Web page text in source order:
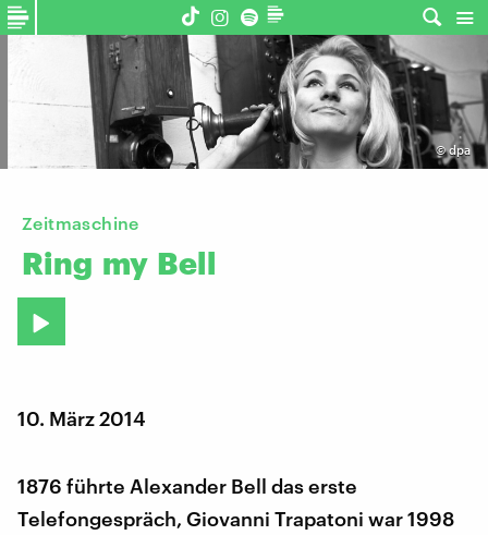
©dpa
Zeitmaschine
Ring my Bell
10. März 2014
1876 führte Alexander Bell das erste
Telefongespräch, Giovanni Trapatoni war 1998